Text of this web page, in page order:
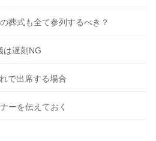
葬式も全て参列するべき？
は遅刻NG
で出席する場合
ーを伝えておく